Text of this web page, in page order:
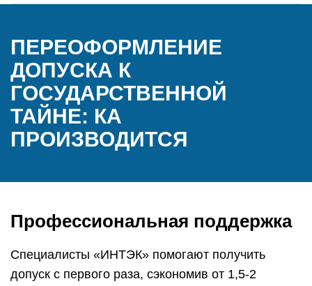
ПЕРЕОФОРМЛЕНИЕ
ДОПУСКА К
ГОСУДАРСТВЕННОЙ
ТАЙНЕ: КА
ПРОИЗВОДИТСЯ
Профессиональная поддержка
Специалисты «ИНТЭК» помогают получить
допуск с первого раза, сэкономив от 1,5-2